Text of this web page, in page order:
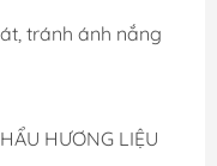
tránh ánh nắng
HƯƠNG LIỆU